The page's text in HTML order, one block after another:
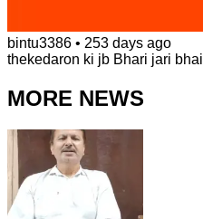
bintu3386 • 253 days ago
thekedaron ki jb Bhari jari bhai
MORE NEWS